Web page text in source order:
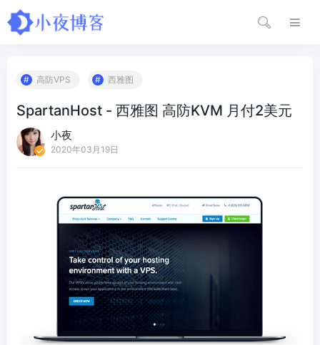
高防VPS 西雅图
SpartanHost - 西雅图 高防KVM 月付2美元
小夜
2020年03月19日